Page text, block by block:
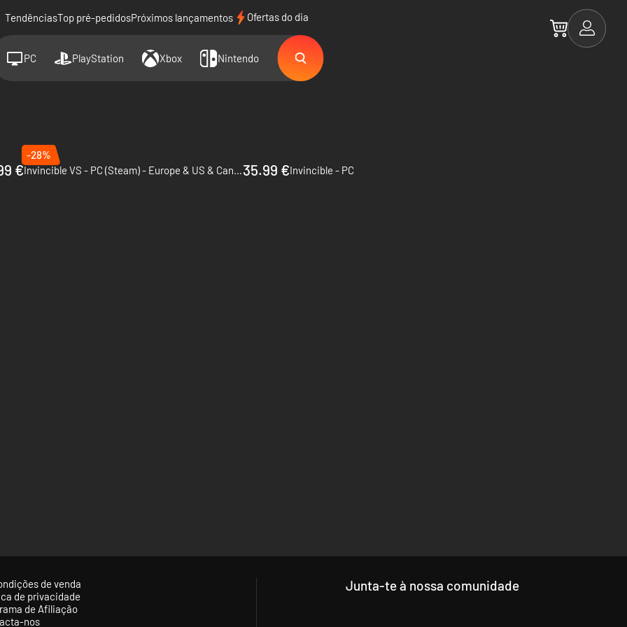
TendênciasTop pré-pedidosPróximos lançamentos Ofertas do dia
PC PlayStation Xbox Nintendo
€
-28%
Invincible VS - PC (Steam) - Europe & US & Canada35.99 €Invincible - PC
de venda
de privacidade
de Afiliação
nos
Junta-te à nossa comunidade